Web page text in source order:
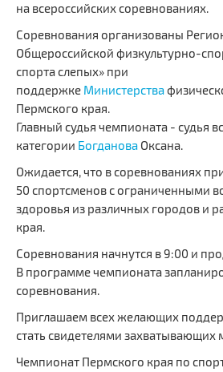
Версия для
Сайт Министерства
Регистрация
Главная
на всероссийских соревнованиях.
Соревнования организованы
Общероссийской физкультурно-
спорта слепых» при
поддержке Министерства
Пермского края.
Главный судья чемпионата - судья
категории Богданова Оксана.
Ожидается, что в соревнованиях
50 спортсменов с ограниченными
здоровья из различных городов и
края.
Соревнования начнутся в 9:00 и
В программе чемпионата
соревнования.
Приглашаем всех желающих
стать свидетелями захватывающих
Чемпионат Пермского края по